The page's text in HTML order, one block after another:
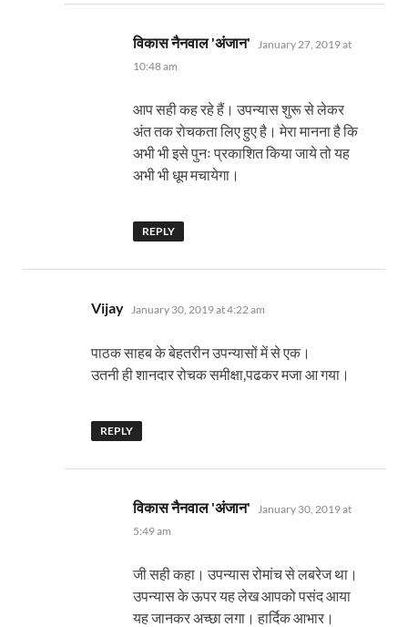
विकास नैनवाल 'अंजान' says:
January 27, 2019 at
10:48 am
आप सही कह रहे हैं। उपन्यास शुरू से लेकर
अंत तक रोचकता लिए हुए है। मेरा मानना है कि
अभी भी इसे पुनः प्रकाशित किया जाये तो यह
अभी भी धूम मचायेगा।
REPLY
Vijay says:
January 30, 2019 at 4:22 am
पाठक साहब के बेहतरीन उपन्यासों में से एक।
उतनी ही शानदार रोचक समीक्षा,पढकर मजा आ गया।
REPLY
विकास नैनवाल 'अंजान' says:
January 30, 2019 at
5:49 am
जी सही कहा। उपन्यास रोमांच से लबरेज था।
उपन्यास के ऊपर यह लेख आपको पसंद आया
यह जानकर अच्छा लगा। हार्दिक आभार।